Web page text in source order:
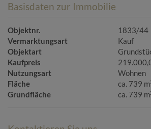
Basisdaten zur Immobilie
Objektnr.
1833/44
Vermarktungsart
Kauf
Objektart
Kaufpreis
Nutzungsart
Wohnen
Fläche
ca. 739 m
Grundfläche ca. 739 m